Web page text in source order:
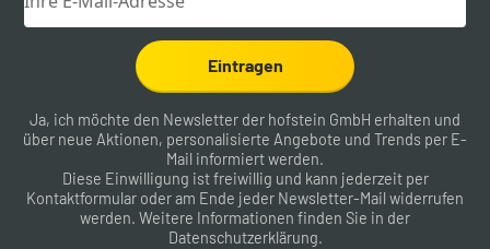
Eintragen
Ja, ich möchte den Newsletter der hofstein GmbH erhalten und
über neue Aktionen, personalisierte Angebote und Trends per E-
Mail informiert werden.
Diese Einwilligung ist freiwillig und kann jederzeit per
Kontaktformular oder am Ende jeder Newsletter-Mail widerrufen
werden. Weitere Informationen finden Sie in der
Datenschutzerklärung.